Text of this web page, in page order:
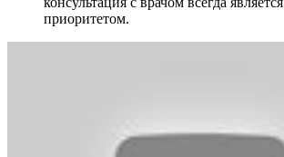
приоритетом.